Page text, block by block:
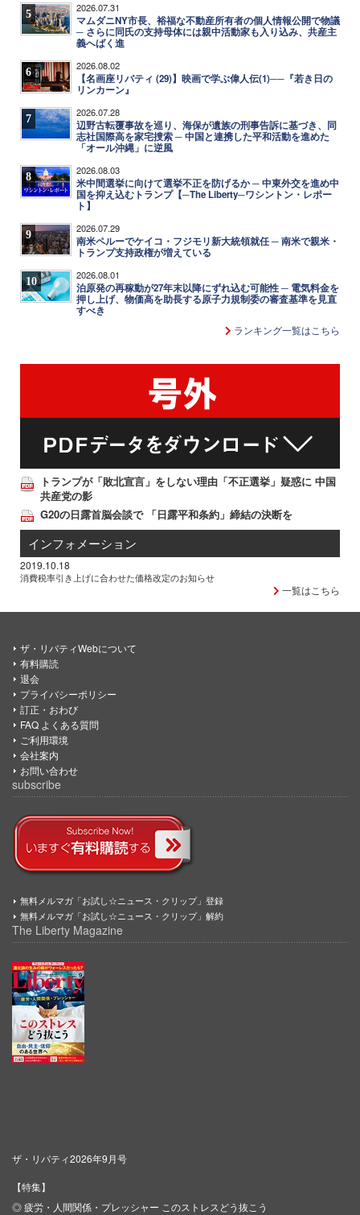
5 2026.07.31
マムダニNY市長、裕福な不動産所有者の個人情報公開で物議
─ さらに同氏の支持母体には親中活動家も入り込み、共産主
義へばく進
6 2026.08.02
【名画座リバティ (29)】映画で学ぶ偉人伝(1)──『若き日の
リンカーン』
7 2026.07.28
辺野古転覆事故を巡り、海保が遺族の刑事告訴に基づき、同
志社国際高を家宅捜索 ─ 中国と連携した平和活動を進めた
「オール沖縄」に逆風
8 2026.08.03
米中間選挙に向けて選挙不正を防げるか ─ 中東外交を進め中
国を抑え込むトランプ【─The Liberty─ワシントン・レポー
ト】
9 2026.07.29
南米ペルーでケイコ・フジモリ新大統領就任 ─ 南米で親米・
トランプ支持政権が増えている
10 2026.08.01
泊原発の再稼動が27年末以降にずれ込む可能性 ─ 電気料金を
押し上げ、物価高を助長する原子力規制委の審査基準を見直
すべき
ランキング一覧はこちら
トランプが「敗北宣言」をしない理由「不正選挙」疑惑に 中国
共産党の影
G20の日露首脳会談で 「日露平和条約」締結の決断を
インフォメーション
2019.10.18
消費税率引き上げに合わせた価格改定のお知らせ
一覧はこちら
ザ・リバティWebについて
有料購読
退会
プライバシーポリシー
訂正・おわび
FAQ よくある質問
ご利用環境
会社案内
お問い合わせ
subscribe
無料メルマガ「お試し☆ニュース・クリップ」登録
無料メルマガ「お試し☆ニュース・クリップ」解約
The Liberty Magazine
ザ・リバティ2026年9月号
【特集】
◎ 疲労・人間関係・プレッシャー このストレスどう抜こう